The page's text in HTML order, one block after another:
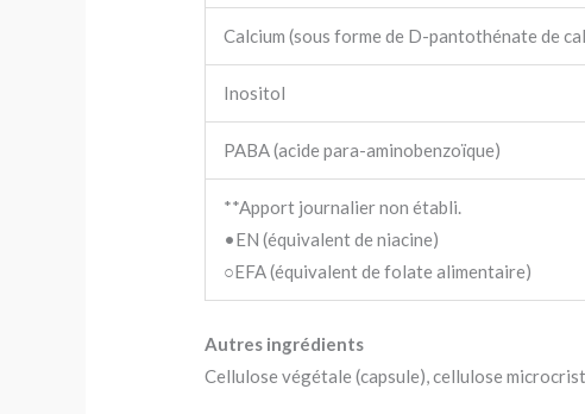
Calcium (sous forme de D-pantothénate de
Inositol
PABA (acide para-aminobenzoïque)
**Apport journalier non établi.
•EN (équivalent de niacine)
○EFA (équivalent de folate alimentaire)
Autres ingrédients
Cellulose végétale (capsule), cellulose